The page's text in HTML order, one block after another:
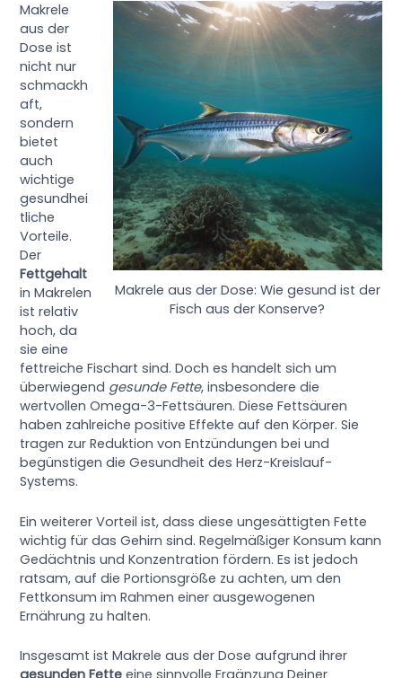
Makrele aus der Dose: Wie gesund ist der
Fisch aus der Konserve?
Makrele
aus der
Dose ist
nicht nur
schmackh
aft,
sondern
bietet
auch
wichtige
gesundhei
tliche
Vorteile.
Der
Fettgehalt
in Makrelen
ist relativ
hoch, da
sie eine
fettreiche Fischart sind. Doch es handelt sich um
überwiegend gesunde Fette, insbesondere die
wertvollen Omega-3-Fettsäuren. Diese Fettsäuren
haben zahlreiche positive Effekte auf den Körper. Sie
tragen zur Reduktion von Entzündungen bei und
begünstigen die Gesundheit des Herz-Kreislauf-
Systems.
Ein weiterer Vorteil ist, dass diese ungesättigten Fette
wichtig für das Gehirn sind. Regelmäßiger Konsum kann
Gedächtnis und Konzentration fördern. Es ist jedoch
ratsam, auf die Portionsgröße zu achten, um den
Fettkonsum im Rahmen einer ausgewogenen
Ernährung zu halten.
Insgesamt ist Makrele aus der Dose aufgrund ihrer
gesunden Fette eine sinnvolle Ergänzung Deiner